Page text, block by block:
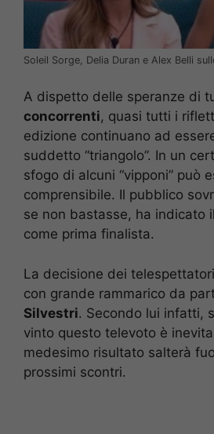
Soleil Sorge, Delia Duran e Alex Belli
A dispetto delle speranze di
concorrenti, quasi tutti i
edizione continuano ad
suddetto “triangolo”. In un
sfogo di alcuni “vipponi” può
comprensibile. Il pubblico
se non bastasse, ha indicato
come prima finalista.
La decisione dei
con grande rammarico da
Silvestri. Secondo lui infatti,
vinto questo televoto è
medesimo risultato salterà
prossimi scontri.